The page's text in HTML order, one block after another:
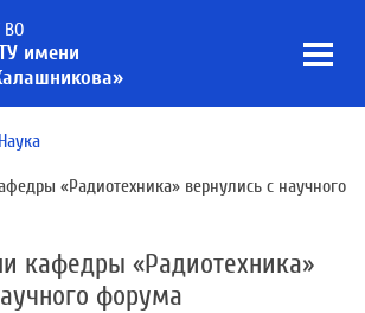
ВО
имени
Наука
«Радиотехника» вернулись с научного
кафедры «Радиотехника»
форума